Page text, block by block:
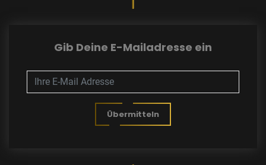
Gib Deine E-Mailadresse ein
Übermitteln